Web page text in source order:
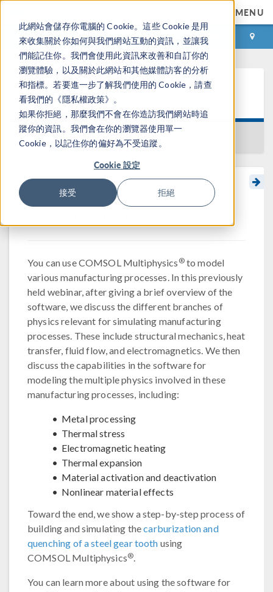
此網站會儲存你電腦的 Cookie。這些 Cookie 是用
來收集關於你如何與我們網站互動的資訊，並讓我
們能記住你。我們會使用此資訊來改善和自訂你的
瀏覽體驗，以及關於此網站和其他媒體訪客的分析
和指標。若要進一步了解我們使用的 Cookie，請查
看我們的《隱私權政策》。
如果你拒絕，那麼我們不會在你造訪我們網站時追
蹤你的資訊。我們會在你的瀏覽器使用單一
Cookie，以記住你的偏好為不受追蹤。
Cookie 設定
接受 拒絕
MENU
登录 咨询与购买
学习中心
返回学习中心
Modeling Overview:
Manufacturing Processes
You can use COMSOL Multiphysics ®to model
various manufacturing processes. In this previously
held webinar, after giving a brief overview of the
software, we discuss the different branches of
physics relevant for simulating manufacturing
processes. These include structural mechanics, heat
transfer, fluid flow, and electromagnetics. We then
discuss the capabilities in the software for
modeling the multiple physics involved in these
manufacturing processes, including:
Metal processing
Thermal stress
Electromagnetic heating
Thermal expansion
Material activation and deactivation
Nonlinear material effects
Toward the end, we show a step-by-step process of
building and simulating thecarburization and
quenching of a steel gear tooth using
COMSOL Multiphysics®.
You can learn more about using the software for